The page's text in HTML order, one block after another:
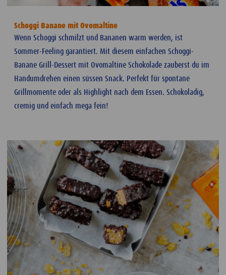
Schoggi Banane mit Ovomaltine
Wenn Schoggi schmilzt und Bananen warm werden, ist
Sommer-Feeling garantiert. Mit diesem einfachen Schoggi-
Banane Grill-Dessert mit Ovomaltine Schokolade zauberst du im
Handumdrehen einen süssen Snack. Perfekt für spontane
Grillmomente oder als Highlight nach dem Essen. Schokoladig,
cremig und einfach mega fein!